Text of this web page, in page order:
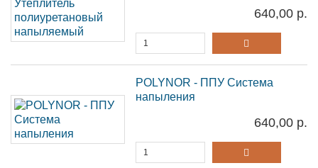
640,00 р.
POLYNOR - ППУ Система
напыления
640,00 р.